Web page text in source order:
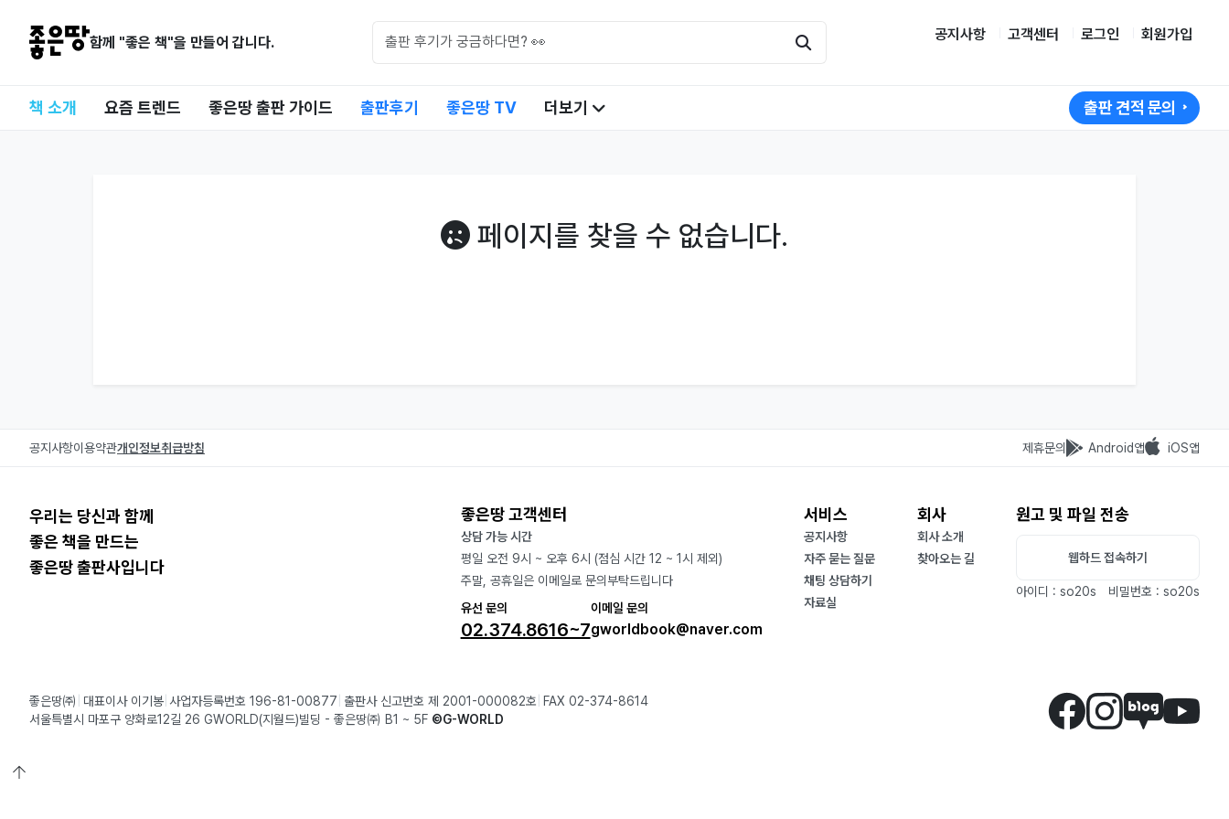
함께 "좋은 책"을 만들어 갑니다. 공지사항 고객센터 로그인 회원가입
책 소개 요즘 트렌드 좋은땅 출판 가이드 출판후기 좋은땅 TV 더보기 출판 견적 문의
페이지를 찾을 수 없습니다.
공지사항이용약관개인정보취급방침 제휴문의 Android앱 iOS앱
우리는 당신과 함께
좋은 책을 만드는
좋은땅 출판사입니다
좋은땅 고객센터
상담 가능 시간
평일 오전 9시 ~ 오후 6시 (점심 시간 12 ~ 1시 제외)
주말, 공휴일은 이메일로 문의부탁드립니다
유선 문의
02.374.8616~7
이메일 문의
gworldbook@naver.com
서비스
공지사항
자주 묻는 질문
채팅 상담하기
자료실
회사
회사 소개
찾아오는 길
원고 및 파일 전송
웹하드 접속하기
아이디 : so20s 비밀번호 : so20s
좋은땅㈜ 대표이사 이기봉 사업자등록번호 196-81-00877 출판사 신고번호 제 2001-000082호
FAX 02-374-8614
서울특별시 마포구 양화로12길 26 GWORLD(지월드)빌딩 - 좋은땅㈜ B1 ~ 5F ©G-WORLD